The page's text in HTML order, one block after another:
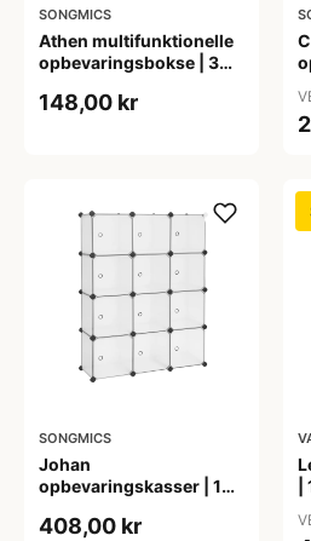
SONGMICS
Athen multifunktionelle
opbevaringsbokse | 3
148,00 kr
SONGMICS
Johan
opbevaringskasser | 12
408,00 kr